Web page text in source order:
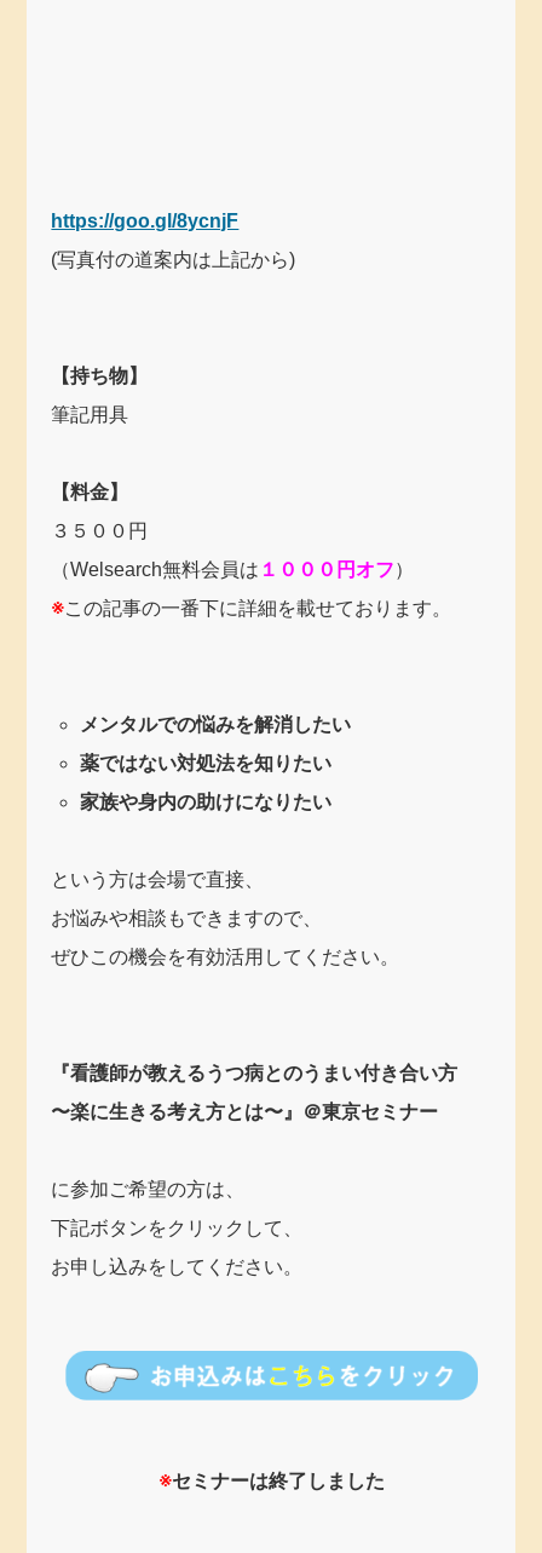
https://goo.gl/8ycnjF
(写真付の道案内は上記から)
【持ち物】
筆記用具
【料金】
３５００円
（Welsearch無料会員は １０００円オフ）
※この記事の一番下に詳細を載せております。
メンタルでの悩みを解消したい
薬ではない対処法を知りたい
家族や身内の助けになりたい
という方は会場で直接、
お悩みや相談もできますので、
ぜひこの機会を有効活用してください。
『看護師が教えるうつ病とのうまい付き合い方
〜楽に生きる考え方とは〜』＠東京セミナー
に参加ご希望の方は、
下記ボタンをクリックして、
お申し込みをしてください。
※セミナーは終了しました